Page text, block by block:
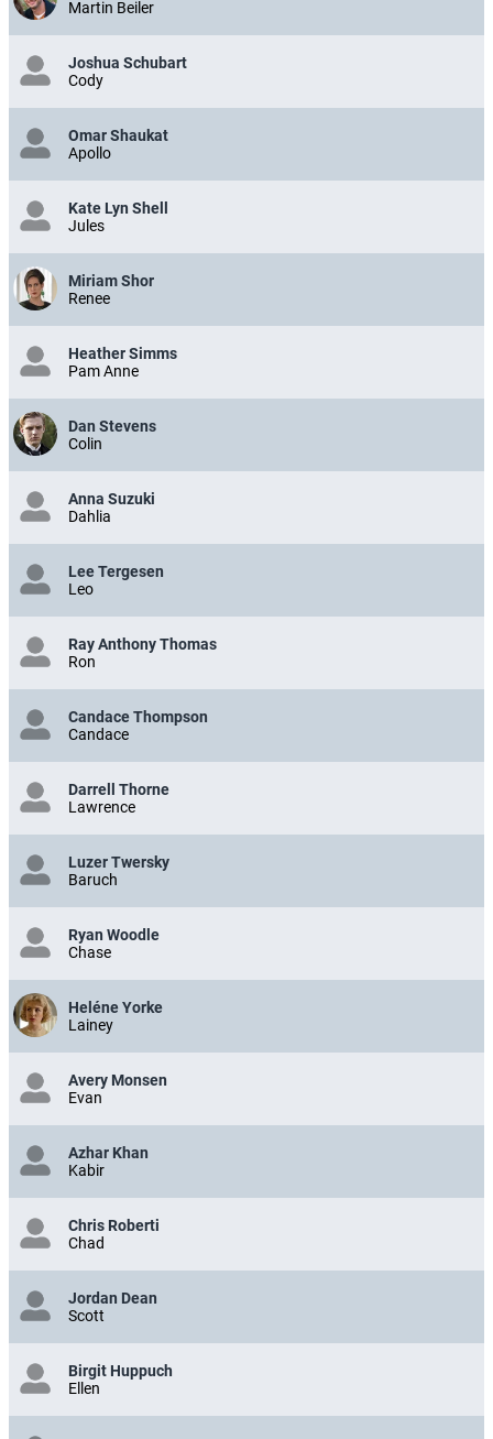
Martin Beiler
Joshua Schubart
Cody
Omar Shaukat
Apollo
Kate Lyn Shell
Jules
Miriam Shor
Renee
Heather Simms
Pam Anne
Dan Stevens
Colin
Anna Suzuki
Dahlia
Lee Tergesen
Leo
Ray Anthony Thomas
Ron
Candace Thompson
Candace
Darrell Thorne
Lawrence
Luzer Twersky
Baruch
Ryan Woodle
Chase
Heléne Yorke
Lainey
Avery Monsen
Evan
Azhar Khan
Kabir
Chris Roberti
Chad
Jordan Dean
Scott
Birgit Huppuch
Ellen